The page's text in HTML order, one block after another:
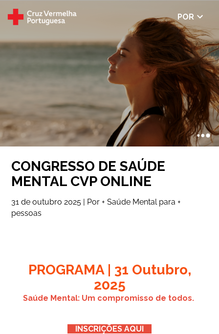
Selecion
ar
idioma
POR
CONGRESSO DE SAÚDE
MENTAL CVP ONLINE
31 de outubro 2025 | Por + Saúde Mental para +
pessoas
PROGRAMA | 31 Outubro,
2025
Saúde Mental: Um compromisso de todos.
INSCRIÇÕES AQUI